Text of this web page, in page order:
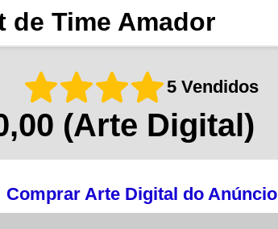
de Time Amador
5 Vendidos
(Arte Digital)
Comprar Arte Digital do Anúncio